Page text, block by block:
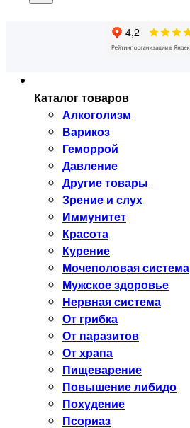
Каталог товаров
Алкоголизм
Варикоз
Геморрой
Давление
Другие товары
Зрение и слух
Иммунитет
Красота
Курение
Мочеполовая система
Мужское здоровье
Нервная система
От грибка
От паразитов
От храпа
Пищеварение
Повышение либидо
Похудение
Псориаз